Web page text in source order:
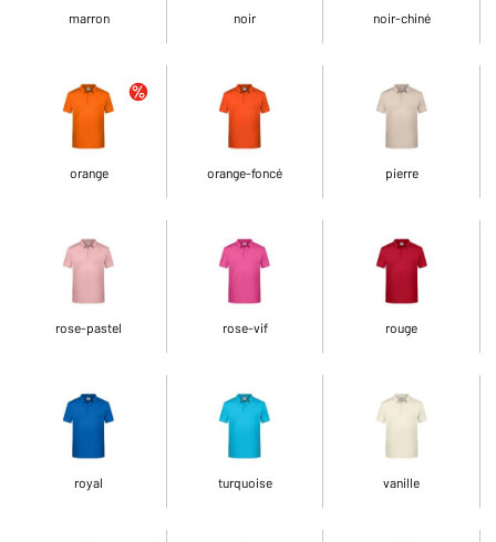
marron noir noir-chiné
orange orange-foncé pierre
rose-pastel rose-vif rouge
royal turquoise vanille